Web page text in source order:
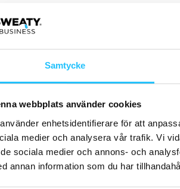
Samtycke
webbplats använder cookies
enhetsidentifierare för att
medier och analysera vår trafik. Vi
sociala medier och annons- och
annan information som du har
2018-01-10
utbildningschef hos Eleiko
satsning på CrossFit i
till utbildningsföretaget The
att arbeta...